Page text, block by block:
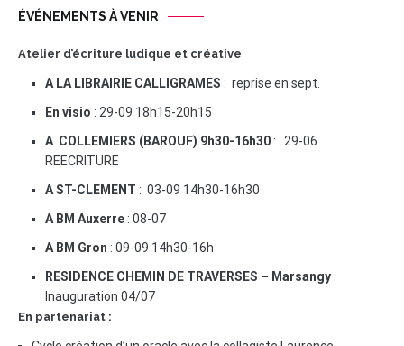
ÉVÉNEMENTS À VENIR
Atelier d’écriture ludique et créative
A LA LIBRAIRIE CALLIGRAMES : reprise en sept.
En visio : 29-09 18h15-20h15
A COLLEMIERS (BAROUF) 9h30-16h30 : 29-06
REECRITURE
A ST-CLEMENT : 03-09 14h30-16h30
A BM Auxerre : 08-07
A BM Gron : 09-09 14h30-16h
RESIDENCE CHEMIN DE TRAVERSES – Marsangy :
Inauguration 04/07
En partenariat :